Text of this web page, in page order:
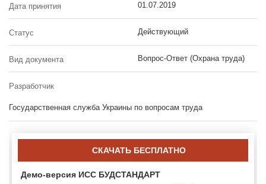
Дата принятия 01.07.2019
Статус Действующий
Вид документа Вопрос-Ответ (Охрана труда)
Разработчик
Государственная служба Украины по вопросам труда
СКАЧАТЬ БЕСПЛАТНО
Демо-версия ИСС БУДСТАНДАРТ